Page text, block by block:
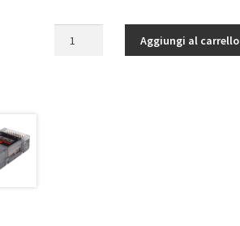
Aggiungi al carrello